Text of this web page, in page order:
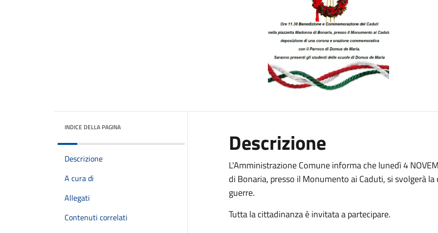
INDICE DELLA PAGINA
Descrizione
A cura di
Allegati
Contenuti correlati
Descrizione
L'Amministrazione Comune informa che lunedì 4
di Bonaria, presso il Monumento ai Caduti, si svolgerà
guerre.
Tutta la cittadinanza è invitata a partecipare.